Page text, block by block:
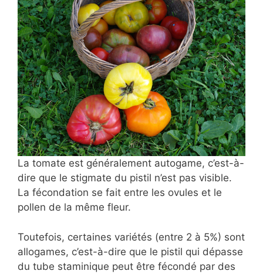
La tomate est généralement autogame, c’est-à-
dire que le stigmate du pistil n’est pas visible.
La fécondation se fait entre les ovules et le
pollen de la même fleur.
Toutefois, certaines variétés (entre 2 à 5%) sont
allogames, c’est-à-dire que le pistil qui dépasse
du tube staminique peut être fécondé par des